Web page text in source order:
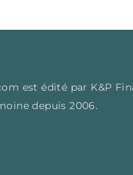
est édité par K&P
depuis 2006.